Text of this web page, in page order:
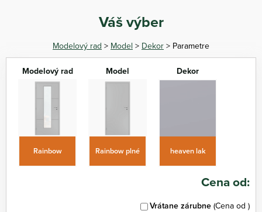
Váš výber
Modelový rad > Model > Dekor > Parametre
Modelový rad
Rainbow
Model
Rainbow plné
Dekor
heaven lak
Cena od:
Vrátane zárubne (Cena od )